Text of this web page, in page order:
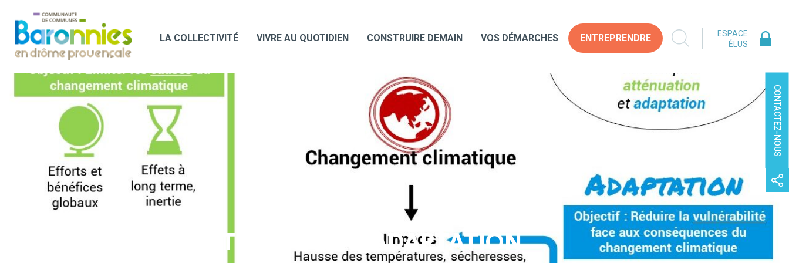
LA COLLECTIVITÉ VIVRE AU QUOTIDIEN CONSTRUIRE DEMAIN VOS DÉMARCHES ENTREPRENDRE
ESPACE
ÉLUS
CONTACTEZ-NOUS
SCHEMA_ATTENUATION_ADAPTATION